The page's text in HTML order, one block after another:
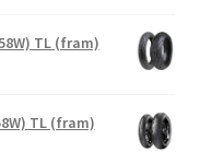
TL (fram)
TL (fram)